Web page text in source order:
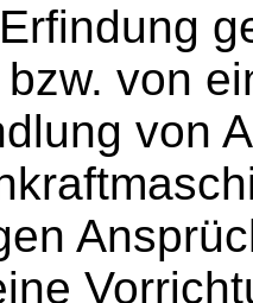
von
von